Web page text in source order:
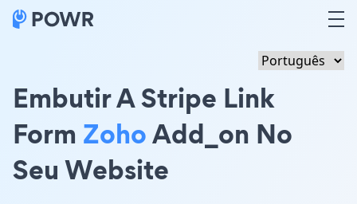
Embutir A Stripe Link
Form ZohoAdd_on No
Seu Website